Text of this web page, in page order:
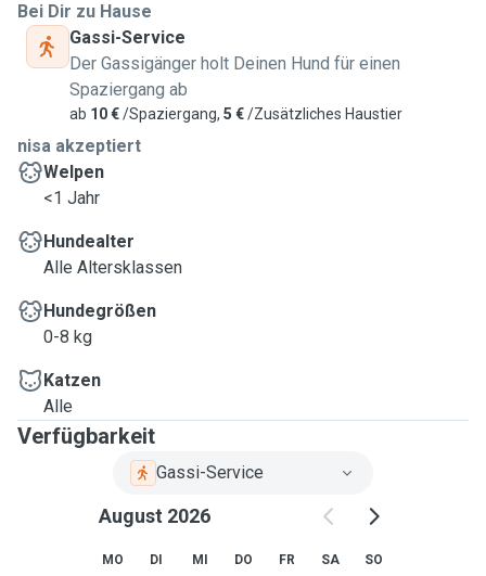
Sie in meinem Profil. Ich würde gerne Zeit mit Ihren Hunden
verbringen und Sie können mir dabei vertrauen! Sie werden
das Leuchten in meinen Augen sehen, wenn Sie mich
ansehen, wenn ich mit Ihrem süßen Haustier zusammen
bin! Ich nenne sie übrigens Gefährten :)
Bei Dir zu Hause
Gassi-Service
Der Gassigänger holt Deinen Hund für einen
Spaziergang ab
ab 10 €/Spaziergang, 5 €/Zusätzliches Haustier
nisa akzeptiert
Welpen
<1 Jahr
Hundealter
Alle Altersklassen
Hundegrößen
0-8 kg
Katzen
Alle
Verfügbarkeit
Gassi-Service
August 2026
MO DI MI DO FR SA SO